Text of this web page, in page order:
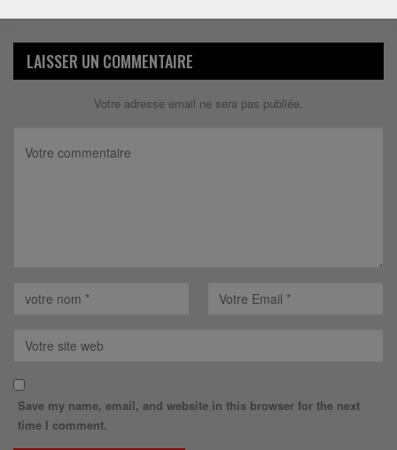
LAISSER UN COMMENTAIRE
Votre adresse email ne sera pas publiée.
Save my name, email, and website in this browser for the next
time I comment.